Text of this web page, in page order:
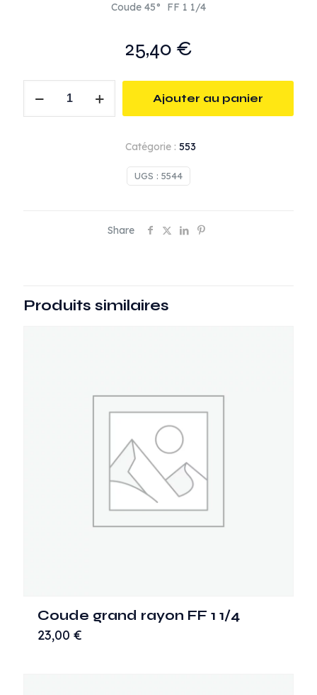
Coude 45° FF 1 1/4
25,40€
Ajouter au panier
UGS : 5544
Catégorie : 553
Share
Produits similaires
Coude grand rayon FF 1 1/4
23,00 €